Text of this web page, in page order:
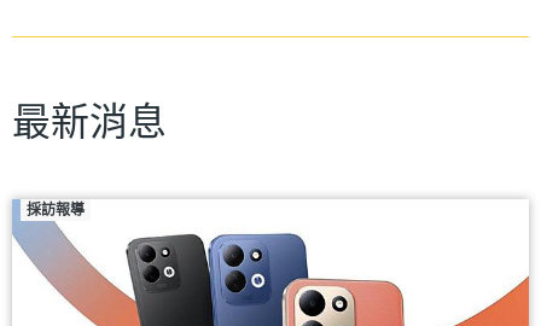
最新消息
採訪報導